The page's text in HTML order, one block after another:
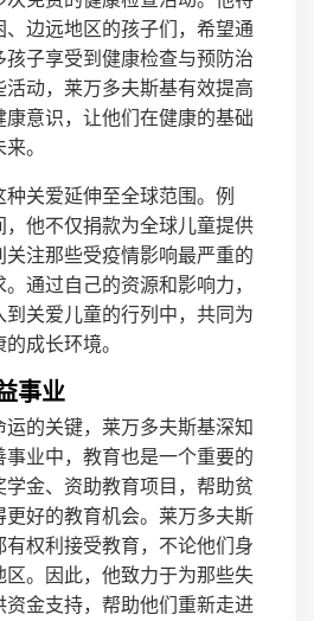
边远地区的孩子们，希望通
子享受到健康检查与预防治
动，莱万多夫斯基有效提高
意识，让他们在健康的基础
。
关爱延伸至全球范围。例
他不仅捐款为全球儿童提供
注那些受疫情影响最严重的
通过自己的资源和影响力，
关爱儿童的行列中，共同为
成长环境。
事业
的关键，莱万多夫斯基深知
业中，教育也是一个重要的
金、资助教育项目，帮助贫
更好的教育机会。莱万多夫斯
权利接受教育，不论他们身
。因此，他致力于为那些失
金支持，帮助他们重新走进